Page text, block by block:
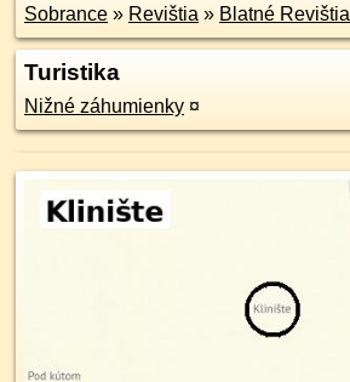
Sobrance » Revištia » Blatné Revištia
Turistika
Nižné záhumienky ¤